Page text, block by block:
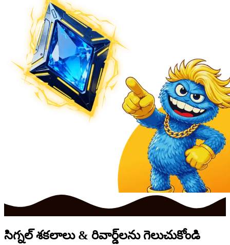
సిగ్నల్శకలాలు & రివార్డ్‌లను గెలుచుకోండి